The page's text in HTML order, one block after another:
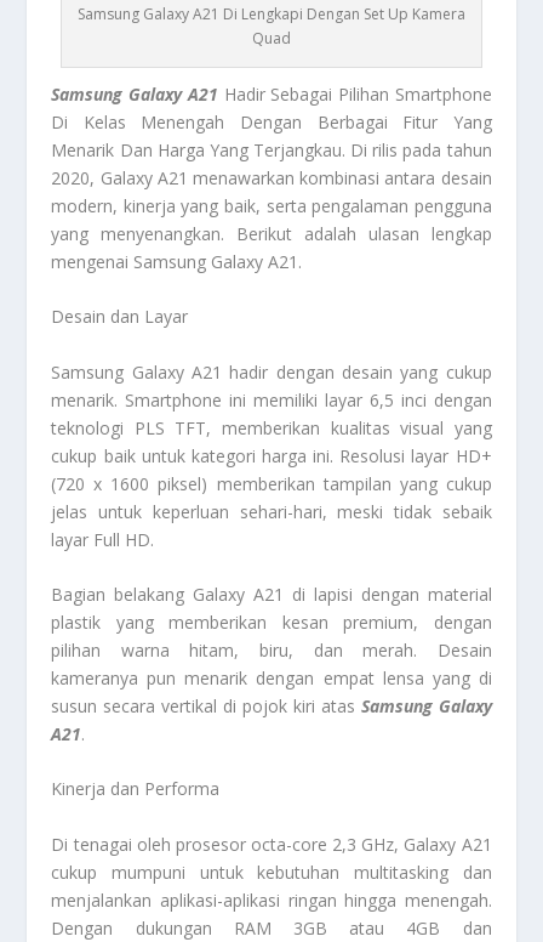
Samsung Galaxy A21 Di Lengkapi Dengan Set Up Kamera
Quad
Samsung Galaxy A21 Hadir Sebagai Pilihan Smartphone
Di Kelas Menengah Dengan Berbagai Fitur Yang
Menarik Dan Harga Yang Terjangkau. Di rilis pada tahun
2020, Galaxy A21 menawarkan kombinasi antara desain
modern, kinerja yang baik, serta pengalaman pengguna
yang menyenangkan. Berikut adalah ulasan lengkap
mengenai Samsung Galaxy A21.
Desain dan Layar
Samsung Galaxy A21 hadir dengan desain yang cukup
menarik. Smartphone ini memiliki layar 6,5 inci dengan
teknologi PLS TFT, memberikan kualitas visual yang
cukup baik untuk kategori harga ini. Resolusi layar HD+
(720 x 1600 piksel) memberikan tampilan yang cukup
jelas untuk keperluan sehari-hari, meski tidak sebaik
layar Full HD.
Bagian belakang Galaxy A21 di lapisi dengan material
plastik yang memberikan kesan premium, dengan
pilihan warna hitam, biru, dan merah. Desain
kameranya pun menarik dengan empat lensa yang di
susun secara vertikal di pojok kiri atas Samsung Galaxy
A21.
Kinerja dan Performa
Di tenagai oleh prosesor octa-core 2,3 GHz, Galaxy A21
cukup mumpuni untuk kebutuhan multitasking dan
menjalankan aplikasi-aplikasi ringan hingga menengah.
Dengan dukungan RAM 3GB atau 4GB dan